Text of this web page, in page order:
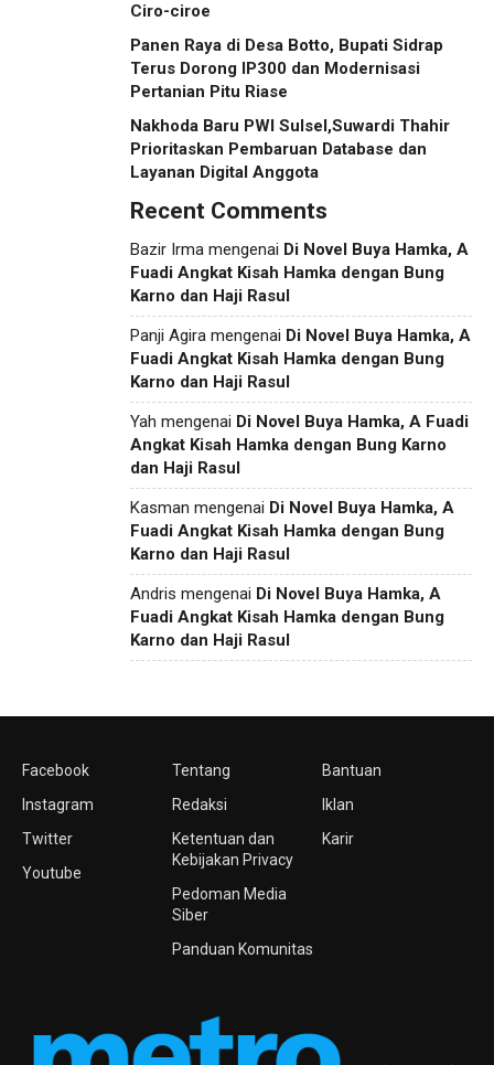
Ciro-ciroe
Panen Raya di Desa Botto, Bupati Sidrap
Terus Dorong IP300 dan Modernisasi
Pertanian Pitu Riase
Nakhoda Baru PWI Sulsel,Suwardi Thahir
Prioritaskan Pembaruan Database dan
Layanan Digital Anggota
Recent Comments
Bazir Irma mengenai Di Novel Buya Hamka, A
Fuadi Angkat Kisah Hamka dengan Bung
Karno dan Haji Rasul
Panji Agira mengenai Di Novel Buya Hamka, A
Fuadi Angkat Kisah Hamka dengan Bung
Karno dan Haji Rasul
Yah mengenai Di Novel Buya Hamka, A Fuadi
Angkat Kisah Hamka dengan Bung Karno
dan Haji Rasul
Kasman mengenai Di Novel Buya Hamka, A
Fuadi Angkat Kisah Hamka dengan Bung
Karno dan Haji Rasul
Andris mengenai Di Novel Buya Hamka, A
Fuadi Angkat Kisah Hamka dengan Bung
Karno dan Haji Rasul
Facebook
Instagram
Twitter
Youtube
Tentang
Redaksi
Ketentuan dan
Kebijakan Privacy
Pedoman Media
Siber
Panduan Komunitas
Bantuan
Iklan
Karir